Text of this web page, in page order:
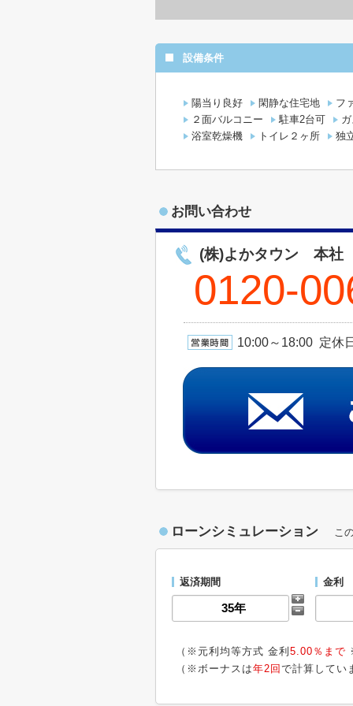
設備条件
陽当り良好 閑静な住宅地
フ
２面バルコニー
駐車2台可
浴室乾燥機
トイレ２ヶ所 独
お問い合わせ
(株)よかタウン 本社
0120-
10:00～18:00 定休
ローンシミュレーション こ
返済期間 金利
（※元利均等方式 金利 5.00％まで
（※ボーナスは年2回 で計算してい